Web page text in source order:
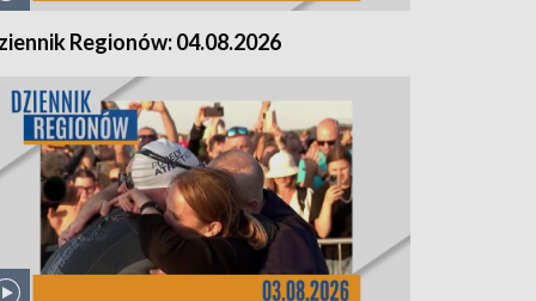
Regionów: 04.08.2026